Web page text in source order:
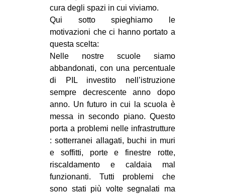
bsky
ms
cura degli spazi in cui viviamo.
Qui sotto spieghiamo le
motivazioni che ci hanno portato a
questa scelta:
Nelle nostre scuole siamo
abbandonati, con una percentuale
di PIL investito nell’istruzione
sempre decrescente anno dopo
anno. Un futuro in cui la scuola è
messa in secondo piano. Questo
porta a problemi nelle infrastrutture
: sotterranei allagati, buchi in muri
e soffitti, porte e finestre rotte,
riscaldamento e caldaia mal
funzionanti. Tutti problemi che
sono stati più volte segnalati ma